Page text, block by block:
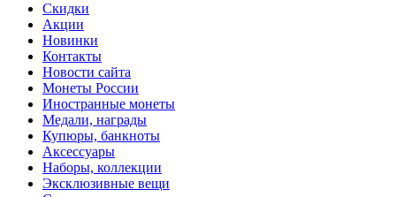
Скидки
Акции
Новинки
Контакты
Новости сайта
Монеты России
Иностранные монеты
Медали, награды
Купюры, банкноты
Аксессуары
Наборы, коллекции
Эксклюзивные вещи